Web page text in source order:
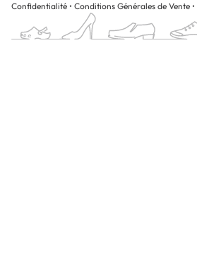
Confidentialité • Conditions Générales de Vente •